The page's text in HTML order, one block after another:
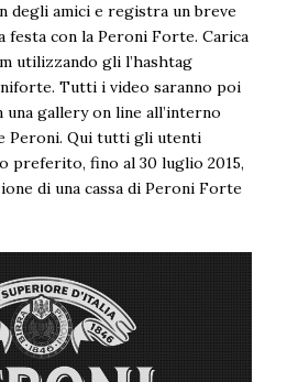
degli amici e registra un breve
festa con la Peroni Forte. Carica
utilizzando gli l’hashtag
Tutti i video saranno poi
gallery on line all’interno
Peroni. Qui tutti gli utenti
preferito, fino al 30 luglio 2015,
di una cassa di Peroni Forte